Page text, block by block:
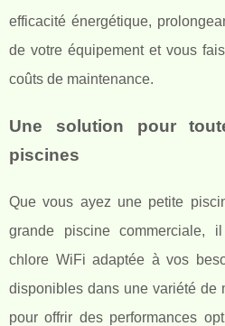
efficacité énergétique,
de votre équipement et vous
coûts de maintenance.
Une solution pour
piscines
Que vous ayez une petite
grande piscine commerciale,
chlore WiFi adaptée à vos
disponibles dans une variété de
pour offrir des performances